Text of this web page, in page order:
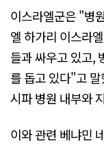
이스라엘군은 "병
엘 하가리 이스라
들과 싸우고 있고,
를 돕고 있다"고
시파 병원 내부와
이와 관련 베냐민